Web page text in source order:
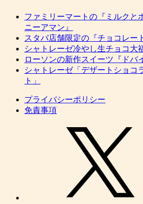
ファミリーマートの『ミルクと
ニーアマン』
スタバ店舗限定の『チョコレー
シャトレーゼ冷やし生チョコ大
ローソンの新作スイーツ『ドバ
シャトレーゼ「デザートショコ
ト」
プライバシーポリシー
免責事項